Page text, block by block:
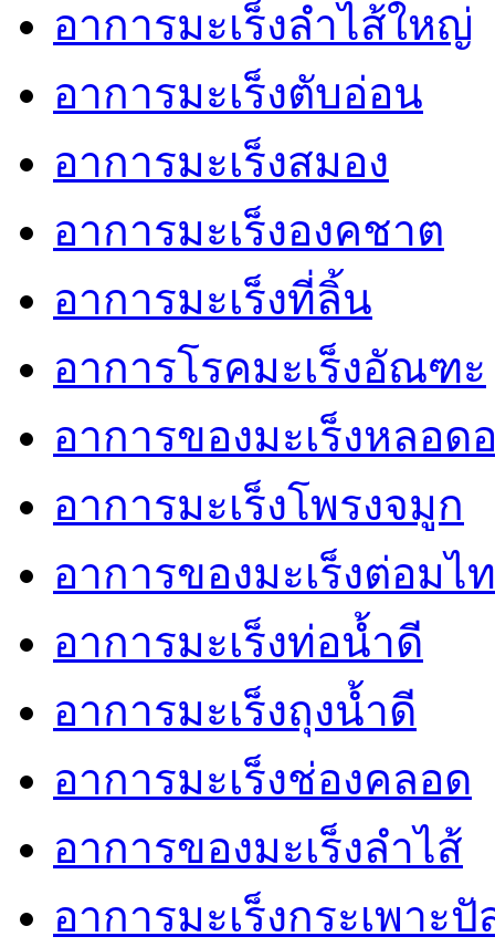
อาการมะเร็งลำไส้ใหญ่
อาการมะเร็งตับอ่อน
อาการมะเร็งสมอง
อาการมะเร็งองคชาต
อาการมะเร็งที่ลิ้น
อาการโรคมะเร็งอัณฑะ
อาการของมะเร็งหลอด
อาการมะเร็งโพรงจมูก
อาการของมะเร็งต่อมไ
อาการมะเร็งท่อน้ำดี
อาการมะเร็งถุงน้ำดี
อาการมะเร็งช่องคลอด
อาการของมะเร็งลำไส้
อาการมะเร็งกระเพาะ